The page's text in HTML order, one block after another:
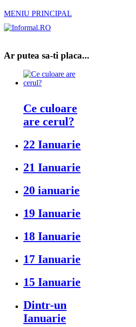
MENIU PRINCIPAL
Ar putea sa-ti placa...
Ce culoare
are cerul?
22 Ianuarie
21 Ianuarie
20 ianuarie
19 Ianuarie
18 Ianuarie
17 Ianuarie
15 Ianuarie
Dintr-un
Ianuarie